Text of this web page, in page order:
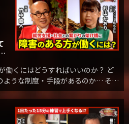
働くにはどうすればいいのか？ ど
ような制度・手段があるのか… そし
られるのか？ 残念ながら、世間的
実です。 ご本 […]